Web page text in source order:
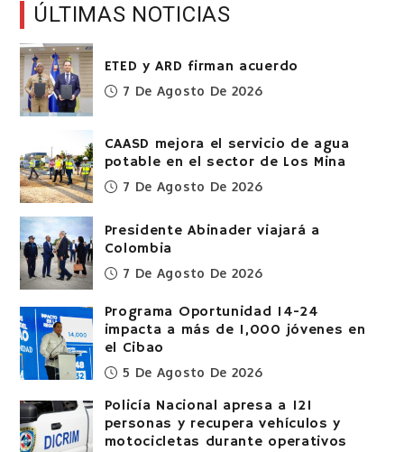
ÚLTIMAS NOTICIAS
ETED y ARD firman acuerdo
7 De Agosto De 2026
CAASD mejora el servicio de agua
potable en el sector de Los Mina
7 De Agosto De 2026
Presidente Abinader viajará a
Colombia
7 De Agosto De 2026
Programa Oportunidad 14-24
impacta a más de 1,000 jóvenes en
el Cibao
5 De Agosto De 2026
Policía Nacional apresa a 121
personas y recupera vehículos y
motocicletas durante operativos